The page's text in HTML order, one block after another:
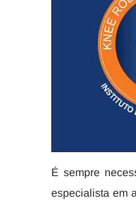
É sempre
especialista em